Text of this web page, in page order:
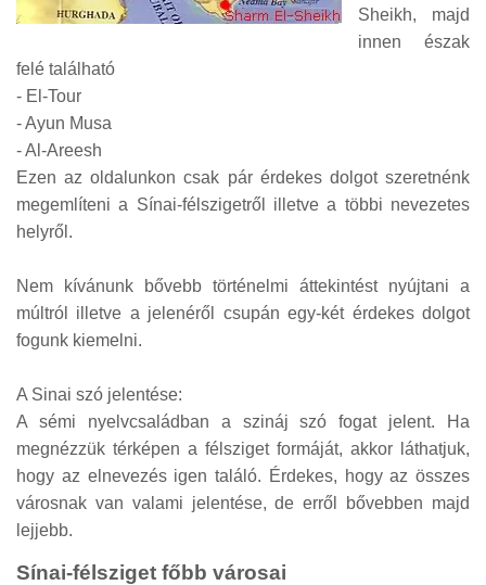
Sheikh, majd
innen észak
felé található
- El-Tour
- Ayun Musa
- Al-Areesh
Ezen az oldalunkon csak pár érdekes dolgot szeretnénk
megemlíteni a Sínai-félszigetről illetve a többi nevezetes
helyről.
Nem kívánunk bővebb történelmi áttekintést nyújtani a
múltról illetve a jelenéről csupán egy-két érdekes dolgot
fogunk kiemelni.
A Sinai szó jelentése:
A sémi nyelvcsaládban a szináj szó fogat jelent. Ha
megnézzük térképen a félsziget formáját, akkor láthatjuk,
hogy az elnevezés igen találó. Érdekes, hogy az összes
városnak van valami jelentése, de erről bővebben majd
lejjebb.
Sínai-félsziget főbb városai